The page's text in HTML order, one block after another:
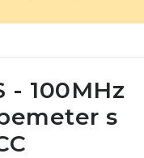
- 100MHz
s